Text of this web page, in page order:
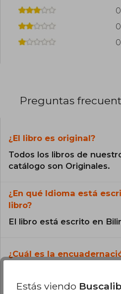
Preguntas
¿El libro es original?
Todos los libros de
catálogo son Originales.
¿En qué Idioma está
libro?
El libro está escrito en
¿Cuál es la
Blanda.
Estás viendo